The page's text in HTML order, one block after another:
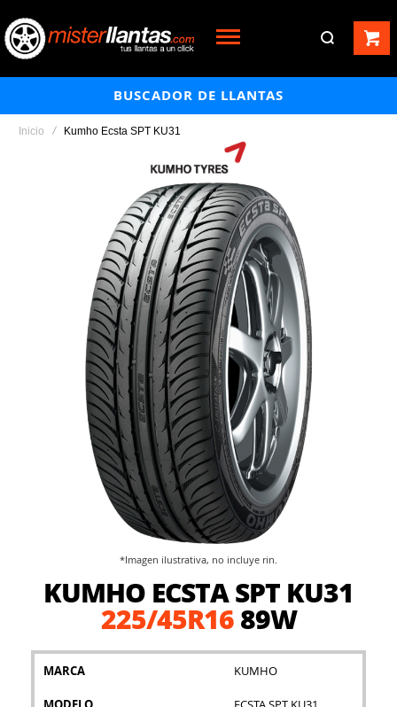
BUSCADOR DE LLANTAS
Inicio Kumho Ecsta SPT KU31
KUMHO ECSTA SPT KU31
225/45R1689W
MARCA KUMHO
*Imagen ilustrativa, no incluye rin.
galería
imágenes